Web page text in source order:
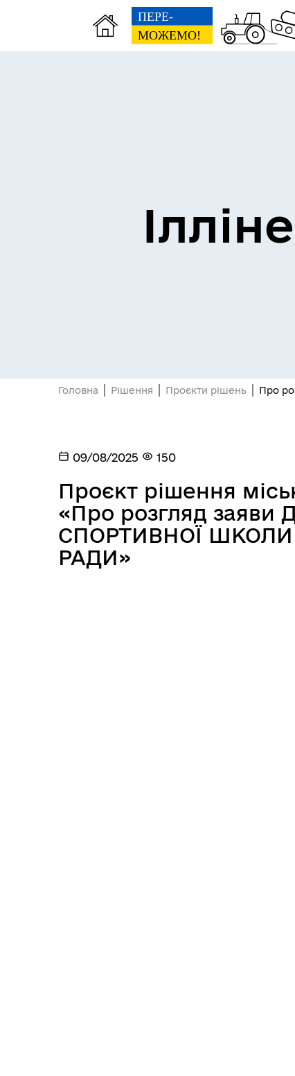
Головна Рішення Проєкти рішень Про
09/08/2025 150
Проєкт рішення
«Про розгляд
СПОРТИВНОЇ ШКОЛИ
РАДИ»